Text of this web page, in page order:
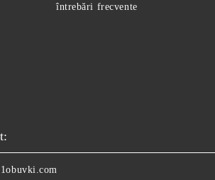
întrebări frecvente